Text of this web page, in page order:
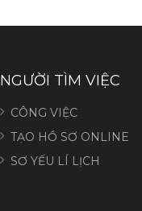
NGƯỜI TÌM VIỆC
CÔNG VIỆC
TẠO HỒ SƠ ONLINE
SƠ YẾU LÍ LỊCH